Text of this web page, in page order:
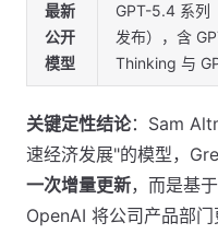
最新
公开
模型
GPT-5.4 系列
发布），含
Thinking 与
关键定性结论：Sam
速经济发展"的模型，
一次增量更新，而是基
OpenAI 将公司产品部